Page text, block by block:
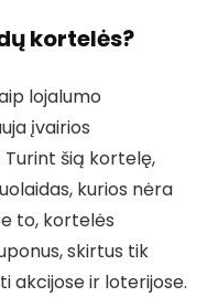
kortelės?
lojalumo
įvairios
šią kortelę,
kurios nėra
to, kortelės
skirtus tik
akcijose ir loterijose.